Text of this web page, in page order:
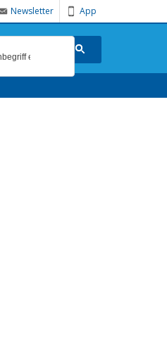
Newsletter App